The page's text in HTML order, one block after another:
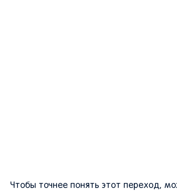
Чтобы точнее понять этот переход,